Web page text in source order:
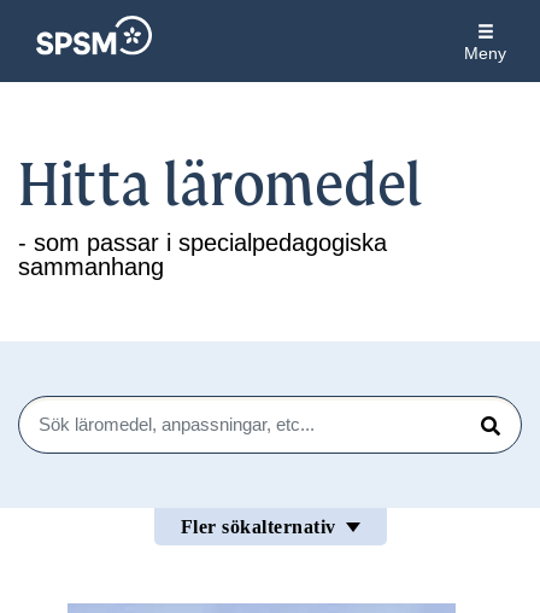
Meny
Hitta läromedel
- som passar i specialpedagogiska
sammanhang
Sök
Sök
Fler sökalternativ